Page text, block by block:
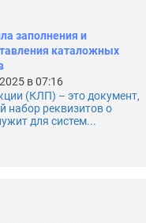
заполнения и
каталожных
в 07:16
(КЛП) – это документ,
набор реквизитов о
для систем...